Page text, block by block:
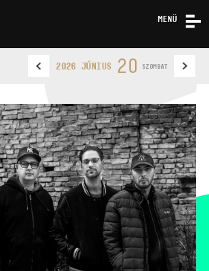
MENÜ
TELEFON
2026 JÚNIUS 20 SZOMBAT